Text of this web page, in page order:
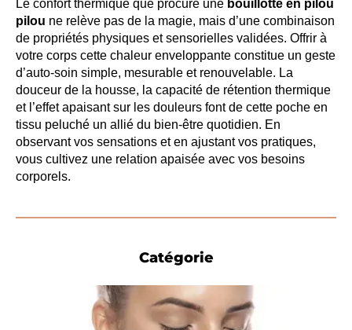
Le confort thermique que procure une bouillotte en pilou
pilou ne relève pas de la magie, mais d’une combinaison
de propriétés physiques et sensorielles validées. Offrir à
votre corps cette chaleur enveloppante constitue un geste
d’auto-soin simple, mesurable et renouvelable. La
douceur de la housse, la capacité de rétention thermique
et l’effet apaisant sur les douleurs font de cette poche en
tissu peluché un allié du bien-être quotidien. En
observant vos sensations et en ajustant vos pratiques,
vous cultivez une relation apaisée avec vos besoins
corporels.
Catégorie